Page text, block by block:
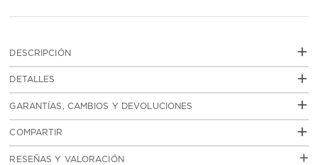
DESCRIPCIÓN +
DETALLES +
GARANTÍAS, CAMBIOS Y DEVOLUCIONES +
COMPARTIR +
RESEÑAS Y VALORACIÓN